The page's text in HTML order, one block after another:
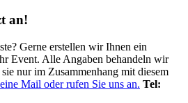
an!
Gerne erstellen wir Ihnen ein
Event. Alle Angaben behandeln wir
nur im Zusammenhang mit diesem
Mail oder rufen Sie uns an. Tel: